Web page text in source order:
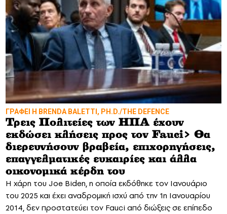
ΓΡΑΦΕΙ Η BRENDA BALETTI, PH.D./THE DEFENCE
Τρεις Πολιτείες των ΗΠΑ έχουν
εκδώσει κλήσεις προς τον Fauci> Θα
διερευνήσουν βραβεία, επιχορηγήσεις,
επαγγελματικές ευκαιρίες και άλλα
οικονομικά κέρδη του
Η χάρη του Joe Biden, η οποία εκδόθηκε τον Ιανουάριο
του 2025 και έχει αναδρομική ισχύ από την 1η Ιανουαρίου
2014, δεν προστατεύει τον Fauci από διώξεις σε επίπεδο